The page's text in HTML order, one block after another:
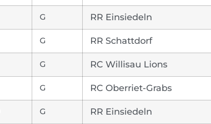
G RR Einsiedeln
G RR Schattdorf
G RC Willisau Lions
G RC Oberriet-Grabs
G RR Einsiedeln